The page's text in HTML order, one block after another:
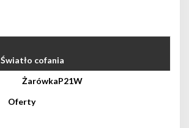
Światło cofania
P21W